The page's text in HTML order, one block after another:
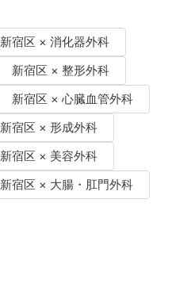
新宿区 × 消化器外科
新宿区 × 整形外科
新宿区 × 心臓血管外科
新宿区 × 形成外科
新宿区 × 美容外科
新宿区 × 大腸・肛門外科